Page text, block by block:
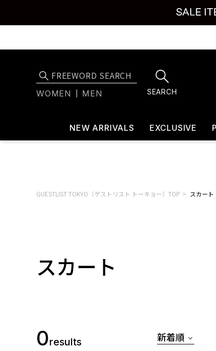
WOMEN MEN SEARCH
NEW ARRIVALS EXCLUSIVE
GUESTLIST TOKYO（ゲストリスト トーキョー）TOP スカート
スカート
0results 新着順